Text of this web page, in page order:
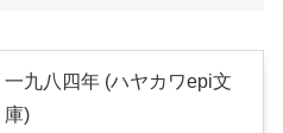
一九八四年 (ハヤカワepi文
庫)